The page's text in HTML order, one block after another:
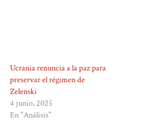
Ucrania renuncia a la paz para
preservar el régimen de
Zelenski
4 junio, 2025
En "Análisis"